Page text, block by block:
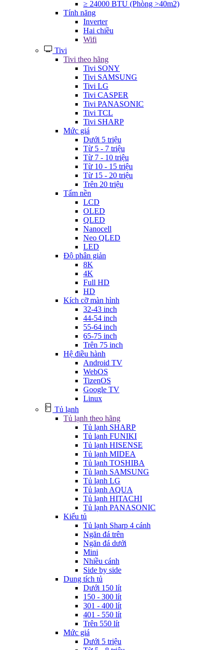
≥ 24000 BTU (Phòng >40m2)
Tính năng
Inverter
Hai chiều
Wifi
Tivi
Tivi theo hãng
Tivi SONY
Tivi SAMSUNG
Tivi LG
Tivi CASPER
Tivi PANASONIC
Tivi TCL
Tivi SHARP
Mức giá
Dưới 5 triệu
Từ 5 - 7 triệu
Từ 7 - 10 triệu
Từ 10 - 15 triệu
Từ 15 - 20 triệu
Trên 20 triệu
Tấm nền
LCD
OLED
QLED
Nanocell
Neo QLED
LED
Độ phân giản
8K
4K
Full HD
HD
Kích cỡ màn hình
32-43 inch
44-54 inch
55-64 inch
65-75 inch
Trên 75 inch
Hệ điều hành
Android TV
WebOS
TizenOS
Google TV
Linux
Tủ lạnh
Tủ lạnh theo hãng
Tủ lạnh SHARP
Tủ lạnh FUNIKI
Tủ lạnh HISENSE
Tủ lạnh MIDEA
Tủ lạnh TOSHIBA
Tủ lạnh SAMSUNG
Tủ lạnh LG
Tủ lạnh AQUA
Tủ lạnh HITACHI
Tủ lạnh PANASONIC
Kiểu tủ
Tủ lạnh Sharp 4 cánh
Ngăn đá trên
Ngăn đá dưới
Mini
Nhiều cánh
Side by side
Dung tích tủ
Dưới 150 lít
150 - 300 lít
301 - 400 lít
401 - 550 lít
Trên 550 lít
Mức giá
Dưới 5 triệu